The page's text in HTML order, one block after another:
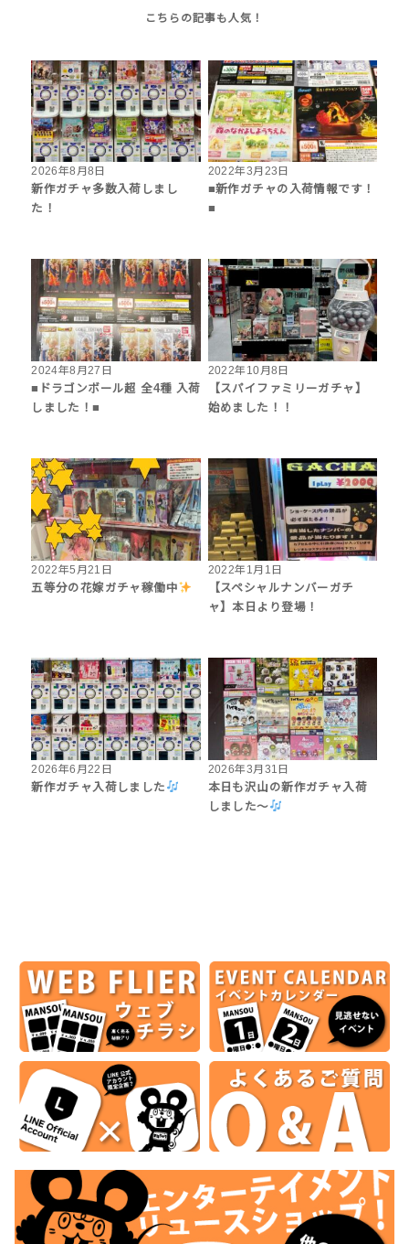
2026年8月8日
新作ガチャ多数入荷しまし
た！
2022年3月23日
■新作ガチャの入荷情報です！
■
2024年8月27日
■ドラゴンボール超 全4種 入荷
しました！■
2022年10月8日
【スパイファミリーガチャ】
始めました！！
2022年5月21日
五等分の花嫁ガチャ稼働中
2022年1月1日
【スペシャルナンバーガチ
ャ】本日より登場！
2026年6月22日
新作ガチャ入荷しました
2026年3月31日
本日も沢山の新作ガチャ入荷
しました〜